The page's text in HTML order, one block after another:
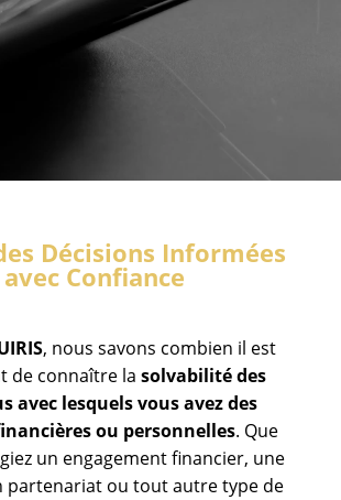
Décisions Informées
avec Confiance
, nous savons combien il est
de connaître la solvabilité des
avec lesquels vous avez des
ou personnelles. Que
un engagement financier, une
partenariat ou tout autre type de